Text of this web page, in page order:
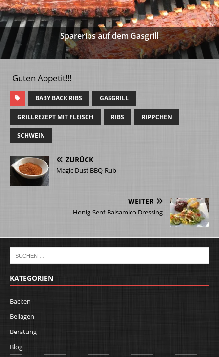
Spareribs auf dem Gasgrill
Guten Appetit!!!
BABY BACK RIBS GASGRILL
GRILLREZEPT MIT FLEISCH RIBS RIPPCHEN
SCHWEIN
ZURÜCK
Magic Dust BBQ-Rub
WEITER
Honig-Senf-Balsamico Dressing
KATEGORIEN
Backen
Beilagen
Beratung
Blog